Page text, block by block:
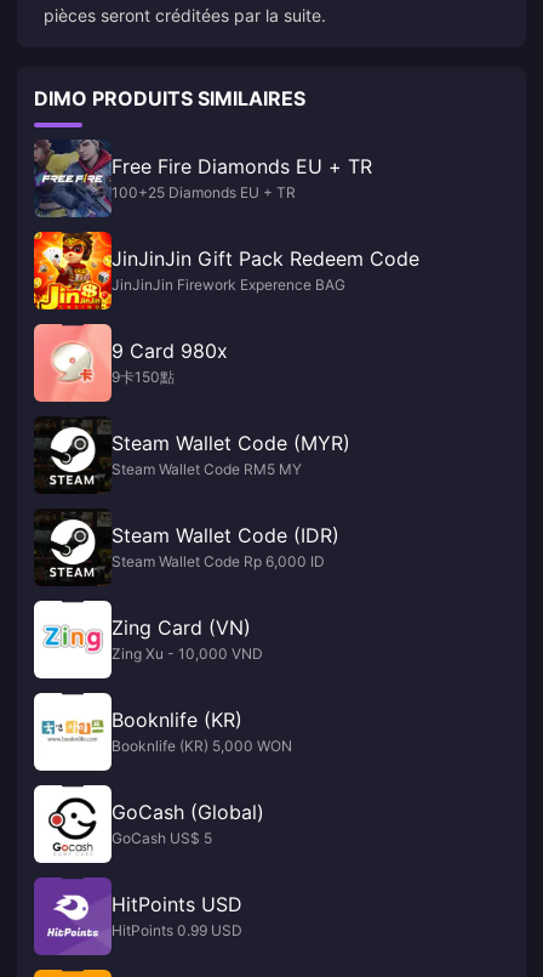
pièces seront créditées par la suite.
DIMO PRODUITS SIMILAIRES
Free Fire Diamonds EU + TR
100+25 Diamonds EU + TR
JinJinJin Gift Pack Redeem Code
JinJinJin Firework Experence BAG
9 Card 980x
9卡150點
Steam Wallet Code (MYR)
Steam Wallet Code RM5 MY
Steam Wallet Code (IDR)
Steam Wallet Code Rp 6,000 ID
Zing Card (VN)
Zing Xu - 10,000 VND
Booknlife (KR)
Booknlife (KR) 5,000 WON
GoCash (Global)
GoCash US$ 5
HitPoints USD
HitPoints 0.99 USD